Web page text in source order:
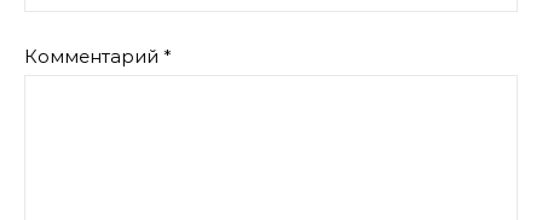
Комментарий *